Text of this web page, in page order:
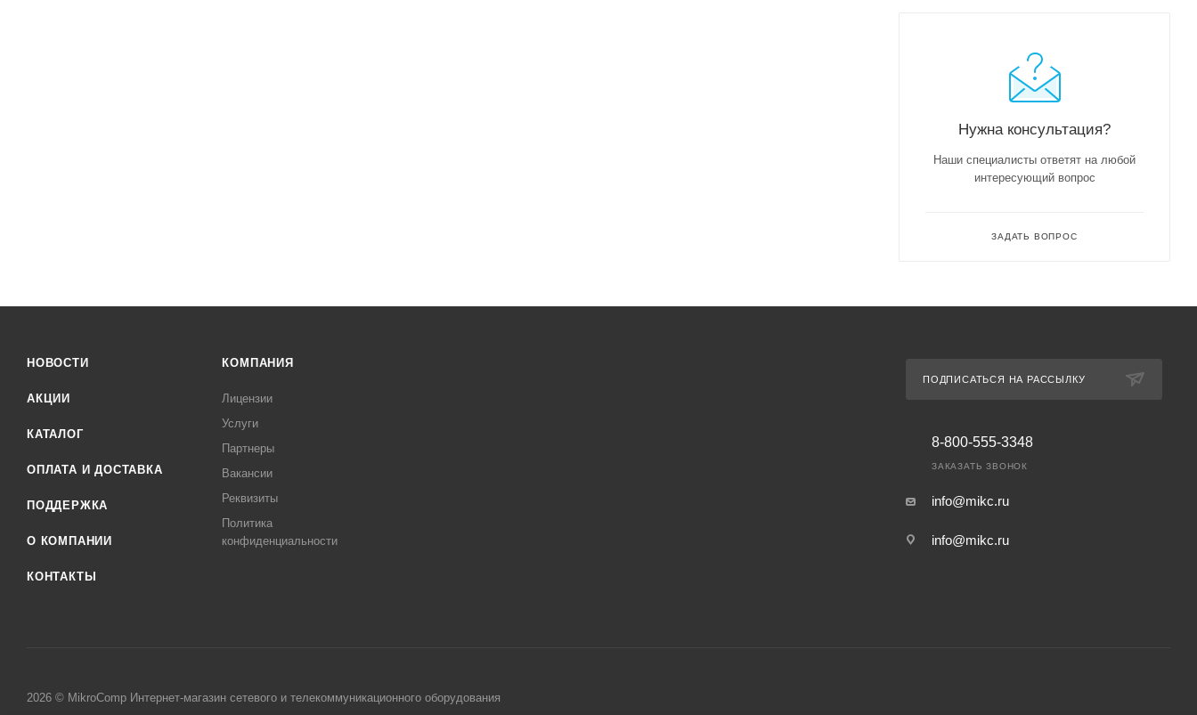
Нужна консультация?
Наши специалисты ответят на любой
интересующий вопрос
ЗАДАТЬ ВОПРОС
НОВОСТИ
АКЦИИ
КАТАЛОГ
ОПЛАТА И ДОСТАВКА
ПОДДЕРЖКА
О КОМПАНИИ
КОНТАКТЫ
КОМПАНИЯ
Лицензии
Услуги
Партнеры
Вакансии
Реквизиты
Политика
конфиденциальности
ПОДПИСАТЬСЯ НА РАССЫЛКУ
8-800-555-3348
ЗАКАЗАТЬ ЗВОНОК
info@mikc.ru
info@mikc.ru
2026 © MikroComp Интернет-магазин сетевого и телекоммуникационного оборудования